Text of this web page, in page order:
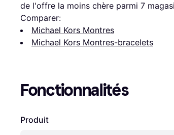
de l'offre la moins chère parmi 7
Comparer:
Michael Kors Montres
Michael Kors Montres-bracelets
Fonctionnalités
Produit